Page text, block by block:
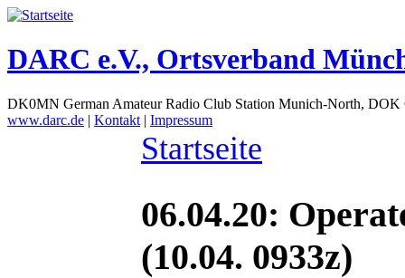
DARC e.V., Ortsverband
DK0MN German Amateur Radio Club Station Munich-North,
www.darc.de | Kontakt | Impressum
Startseite
06.04.20:
(10.04. 0933z)